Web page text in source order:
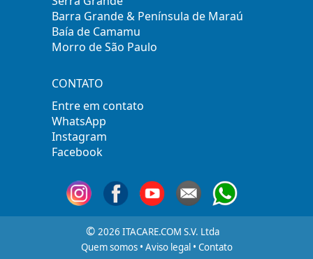
Barra Grande & Península de Maraú
Baía de Camamu
Morro de São Paulo
CONTATO
Entre em contato
WhatsApp
Instagram
Facebook
© 2026 ITACARE.COM S.V. Ltda
Quem somos• Aviso legal • Contato